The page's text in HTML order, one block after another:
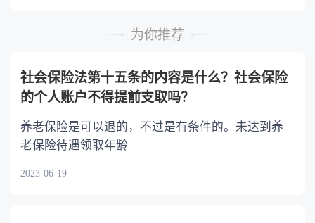
的继承人，不尽扶养义务的，分配遗产时，应当
为你推荐
社会保险法第十五条的内容是什么？社会保险
的个人账户不得提前支取吗？
养老保险是可以退的，不过是有条件的。未达到养
老保险待遇领取年龄
2023-06-19